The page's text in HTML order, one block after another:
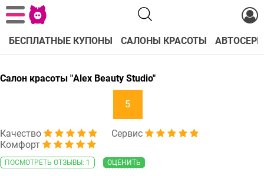
БЕСПЛАТНЫЕ КУПОНЫ САЛОНЫ КРАСОТЫ
Салон красоты "Alex Beauty Studio"
5
Качество
Сервис
Комфорт
ПОСМОТРЕТЬ ОТЗЫВЫ: 1 ОЦЕНИТЬ